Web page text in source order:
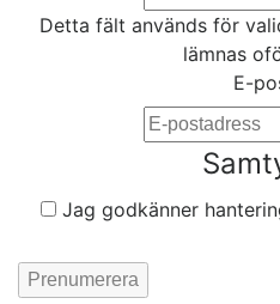
Detta fält används för
lämnas
E-
Jag godkänner